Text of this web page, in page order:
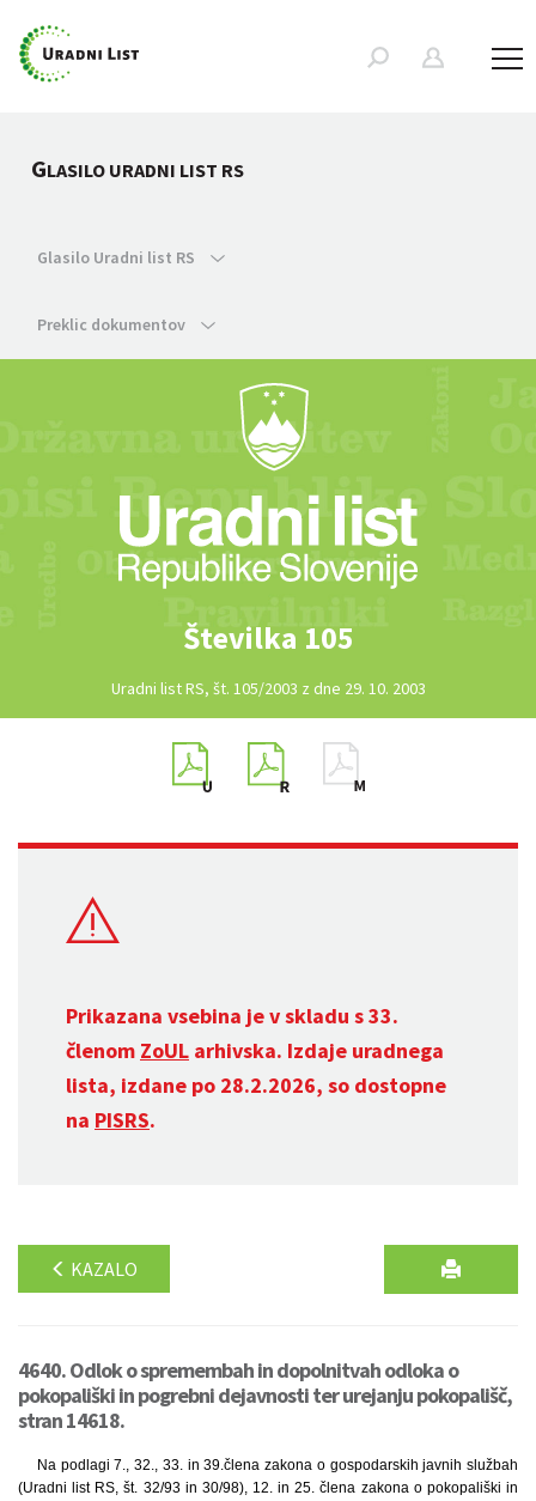
GLASILO URADNI LIST RS
Glasilo Uradni list RS
Preklic dokumentov
Številka 105
Uradni list RS, št. 105/2003 z dne 29. 10. 2003
Prikazana vsebina je v skladu s 33.
členom ZoUL arhivska. Izdaje uradnega
lista, izdane po 28.2.2026, so dostopne
na PISRS.
KAZALO
4640. Odlok o spremembah in dopolnitvah odloka o
pokopališki in pogrebni dejavnosti ter urejanju pokopališč,
stran 14618.
Na podlagi 7., 32., 33. in 39.člena zakona o gospodarskih javnih službah
(Uradni list RS, št. 32/93 in 30/98), 12. in 25. člena zakona o pokopališki in